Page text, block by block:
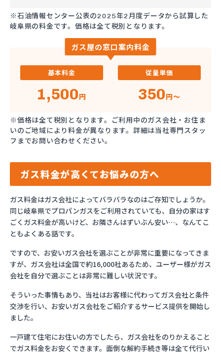
※石油情報センター公表の2025年2月度データから試算した
岐阜県の料金です。価格は全て税別となります。
ガス屋の窓口案内料金
基本料金
1,500円
従量単価
350円～
※価格は全て税別となります。ご利用中のガス会社・お住ま
いのご地域により料金が異なります。詳細は当社専門スタッ
フまでお問い合わせください。
ガス料金が高くてお悩みの方へ
ガス料金はガス会社によってバラバラなのはご存知でしょうか。
同じ岐阜県でプロパンガスをご利用されていても、自分の家はす
ごくガス料金が高いけど、お隣さんはずいぶん安い…、なんてこ
ともよくある話です。
ですので、お安いガス会社を選ぶことが非常に重要になってきま
すが、ガス会社は全国で約16,000社あるため、ユーザー様がガス
会社を自分で選ぶことは非常に難しい状況です。
そういった事情もあり、当社はお客様に代わってガス会社と条件
交渉を行い、お安いガス会社をご紹介するサービス提供を開始し
ました。
一戸建て住宅にお住いの方でしたら、ガス会社をのりかえること
でガス料金をお安くできます。面倒な解約手続き等は全て代行い